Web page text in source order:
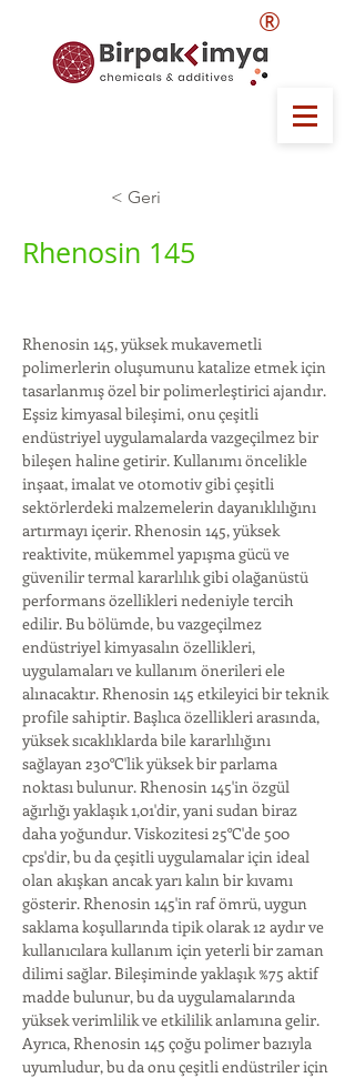
®
< Geri
Rhenosin 145
Rhenosin 145, yüksek mukavemetli
polimerlerin oluşumunu katalize etmek için
tasarlanmış özel bir polimerleştirici ajandır.
Eşsiz kimyasal bileşimi, onu çeşitli
endüstriyel uygulamalarda vazgeçilmez bir
bileşen haline getirir. Kullanımı öncelikle
inşaat, imalat ve otomotiv gibi çeşitli
sektörlerdeki malzemelerin dayanıklılığını
artırmayı içerir. Rhenosin 145, yüksek
reaktivite, mükemmel yapışma gücü ve
güvenilir termal kararlılık gibi olağanüstü
performans özellikleri nedeniyle tercih
edilir. Bu bölümde, bu vazgeçilmez
endüstriyel kimyasalın özellikleri,
uygulamaları ve kullanım önerileri ele
alınacaktır. Rhenosin 145 etkileyici bir teknik
profile sahiptir. Başlıca özellikleri arasında,
yüksek sıcaklıklarda bile kararlılığını
sağlayan 230°C'lik yüksek bir parlama
noktası bulunur. Rhenosin 145'in özgül
ağırlığı yaklaşık 1,01'dir, yani sudan biraz
daha yoğundur. Viskozitesi 25°C'de 500
cps'dir, bu da çeşitli uygulamalar için ideal
olan akışkan ancak yarı kalın bir kıvamı
gösterir. Rhenosin 145'in raf ömrü, uygun
saklama koşullarında tipik olarak 12 aydır ve
kullanıcılara kullanım için yeterli bir zaman
dilimi sağlar. Bileşiminde yaklaşık %75 aktif
madde bulunur, bu da uygulamalarında
yüksek verimlilik ve etkililik anlamına gelir.
Ayrıca, Rhenosin 145 çoğu polimer bazıyla
uyumludur, bu da onu çeşitli endüstriler için